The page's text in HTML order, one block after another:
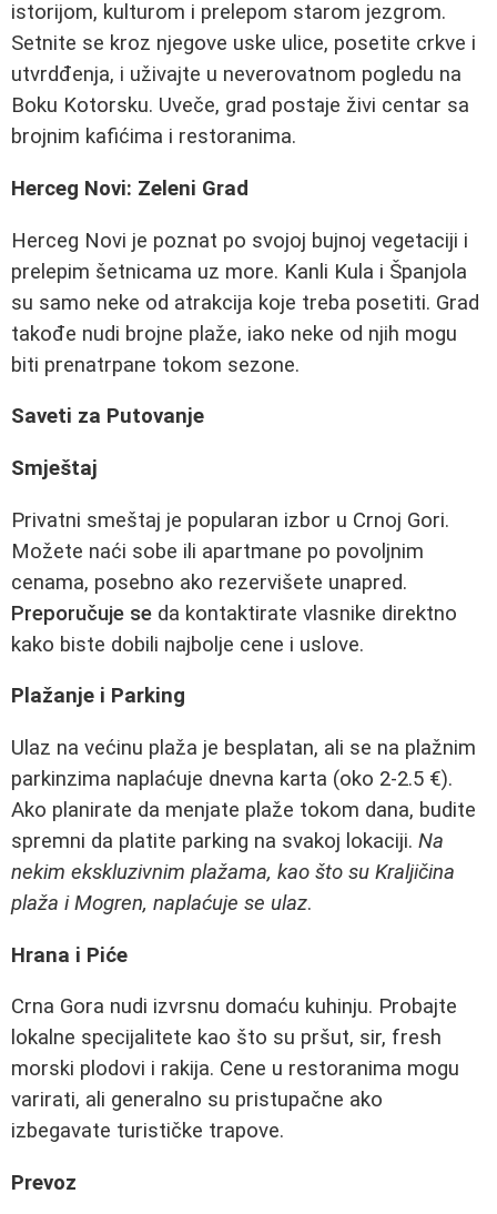
istorijom, kulturom i prelepom starom jezgrom.
Setnite se kroz njegove uske ulice, posetite crkve i
utvrdđenja, i uživajte u neverovatnom pogledu na
Boku Kotorsku. Uveče, grad postaje živi centar sa
brojnim kafićima i restoranima.
Herceg Novi: Zeleni Grad
Herceg Novi je poznat po svojoj bujnoj vegetaciji i
prelepim šetnicama uz more. Kanli Kula i Španjola
su samo neke od atrakcija koje treba posetiti. Grad
takođe nudi brojne plaže, iako neke od njih mogu
biti prenatrpane tokom sezone.
Saveti za Putovanje
Smještaj
Privatni smeštaj je popularan izbor u Crnoj Gori.
Možete naći sobe ili apartmane po povoljnim
cenama, posebno ako rezervišete unapred.
Preporučuje se da kontaktirate vlasnike direktno
kako biste dobili najbolje cene i uslove.
Plažanje i Parking
Ulaz na većinu plaža je besplatan, ali se na plažnim
parkinzima naplaćuje dnevna karta (oko 2-2.5 €).
Ako planirate da menjate plaže tokom dana, budite
spremni da platite parking na svakoj lokaciji. Na
nekim ekskluzivnim plažama, kao što su Kraljičina
plaža i Mogren, naplaćuje se ulaz.
Hrana i Piće
Crna Gora nudi izvrsnu domaću kuhinju. Probajte
lokalne specijalitete kao što su pršut, sir, fresh
morski plodovi i rakija. Cene u restoranima mogu
varirati, ali generalno su pristupačne ako
izbegavate turističke trapove.
Prevoz